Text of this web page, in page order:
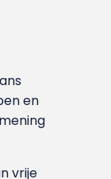
en
vrije